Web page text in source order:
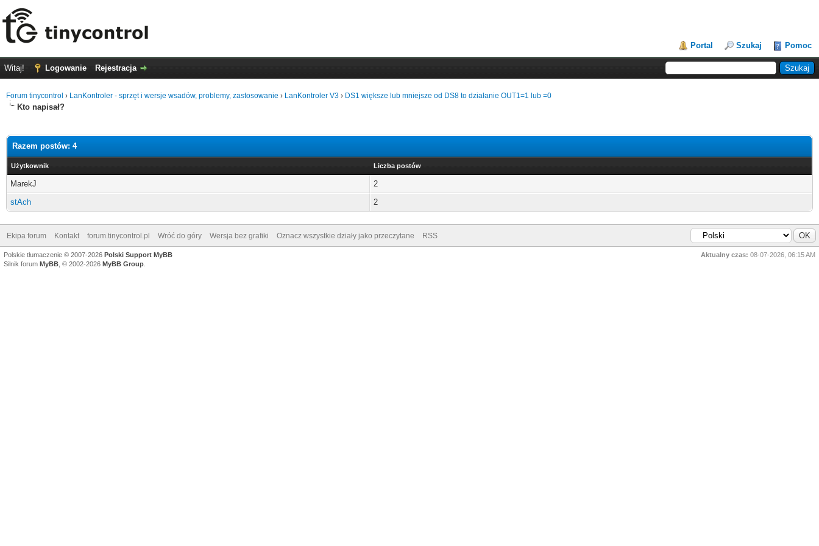
Portal Szukaj Pomoc
Witaj! Logowanie Rejestracja
Forum tinycontrol › LanKontroler - sprzęt i wersje wsadów, problemy, zastosowanie › LanKontroler V3 › DS1 większe lub mniejsze od DS8 to działanie OUT1=1 lub =0
Kto napisał?
Razem postów: 4
Użytkownik Liczba postów
MarekJ
2
stAch
2
Ekipa forum Kontakt forum.tinycontrol.pl Wróć do góry Wersja bez grafiki Oznacz wszystkie działy jako przeczytane RSS
Aktualny czas: 08-07-2026, 06:15 AM
Polskie tłumaczenie © 2007-2026 Polski Support MyBB
Silnik forum MyBB , © 2002-2026 MyBB Group